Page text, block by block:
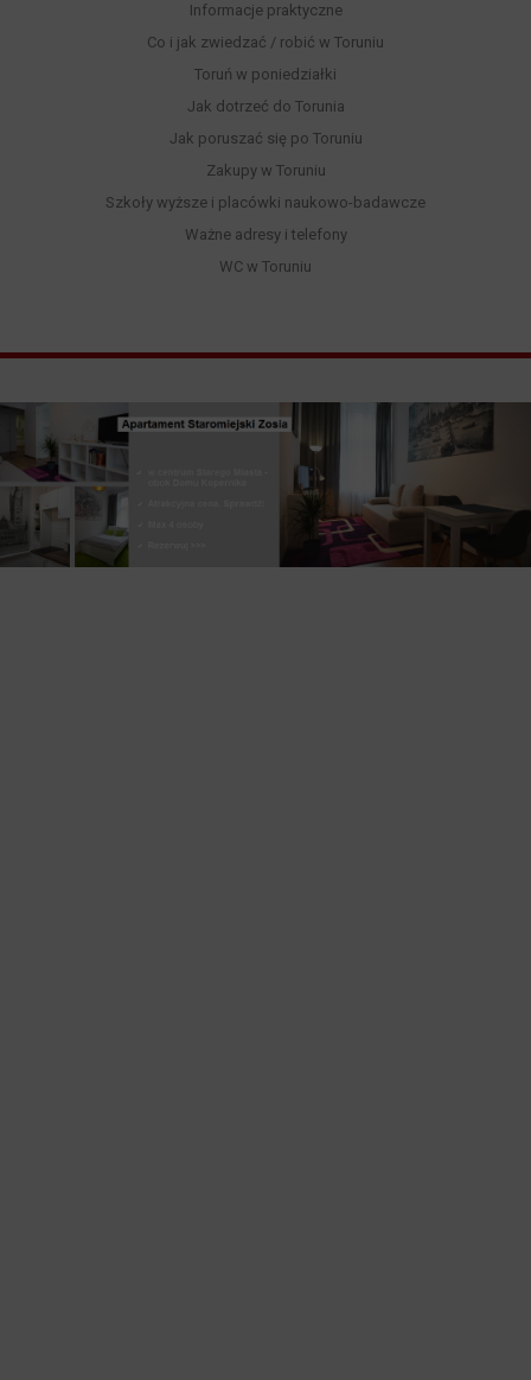
Informacje praktyczne
Co i jak zwiedzać / robić w Toruniu
Toruń w poniedziałki
Jak dotrzeć do Torunia
Jak poruszać się po Toruniu
Zakupy w Toruniu
Szkoły wyższe i placówki naukowo-badawcze
Ważne adresy i telefony
WC w Toruniu